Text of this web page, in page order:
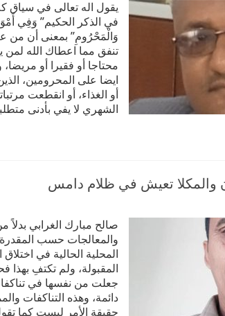
يقول اله تعالى في سياق
في الذكر الحكيم” وَفِي
وَالْمَحْرُومِ” بمعنى أن من
تنفق مما اعطاك الله لمن
محتاجا أو فقيرا أو
ايضا على المحرومين،
أو الغذاء، أو انقطعت
الشهري لا يفي بأدنى
تعيش في ظلام دامس
صالح مبارك الغرابي بدلاً
والمعالجات حسب
المحلية الحالية في اختلاق
المقبولة، ولم تكتفِ بهذا
جعلت من نفسها في
دائمة، وهذه التناكفات
حقيقة الأمر ليست كما